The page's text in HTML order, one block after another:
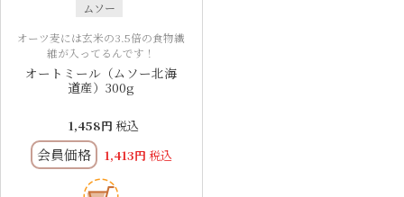
ムソー
オーツ麦には玄米の3.5倍の食物繊
維が入ってるんです！
オートミール（ムソー北海
道産）300g
1,458 税込
会員価格 1,413 税込